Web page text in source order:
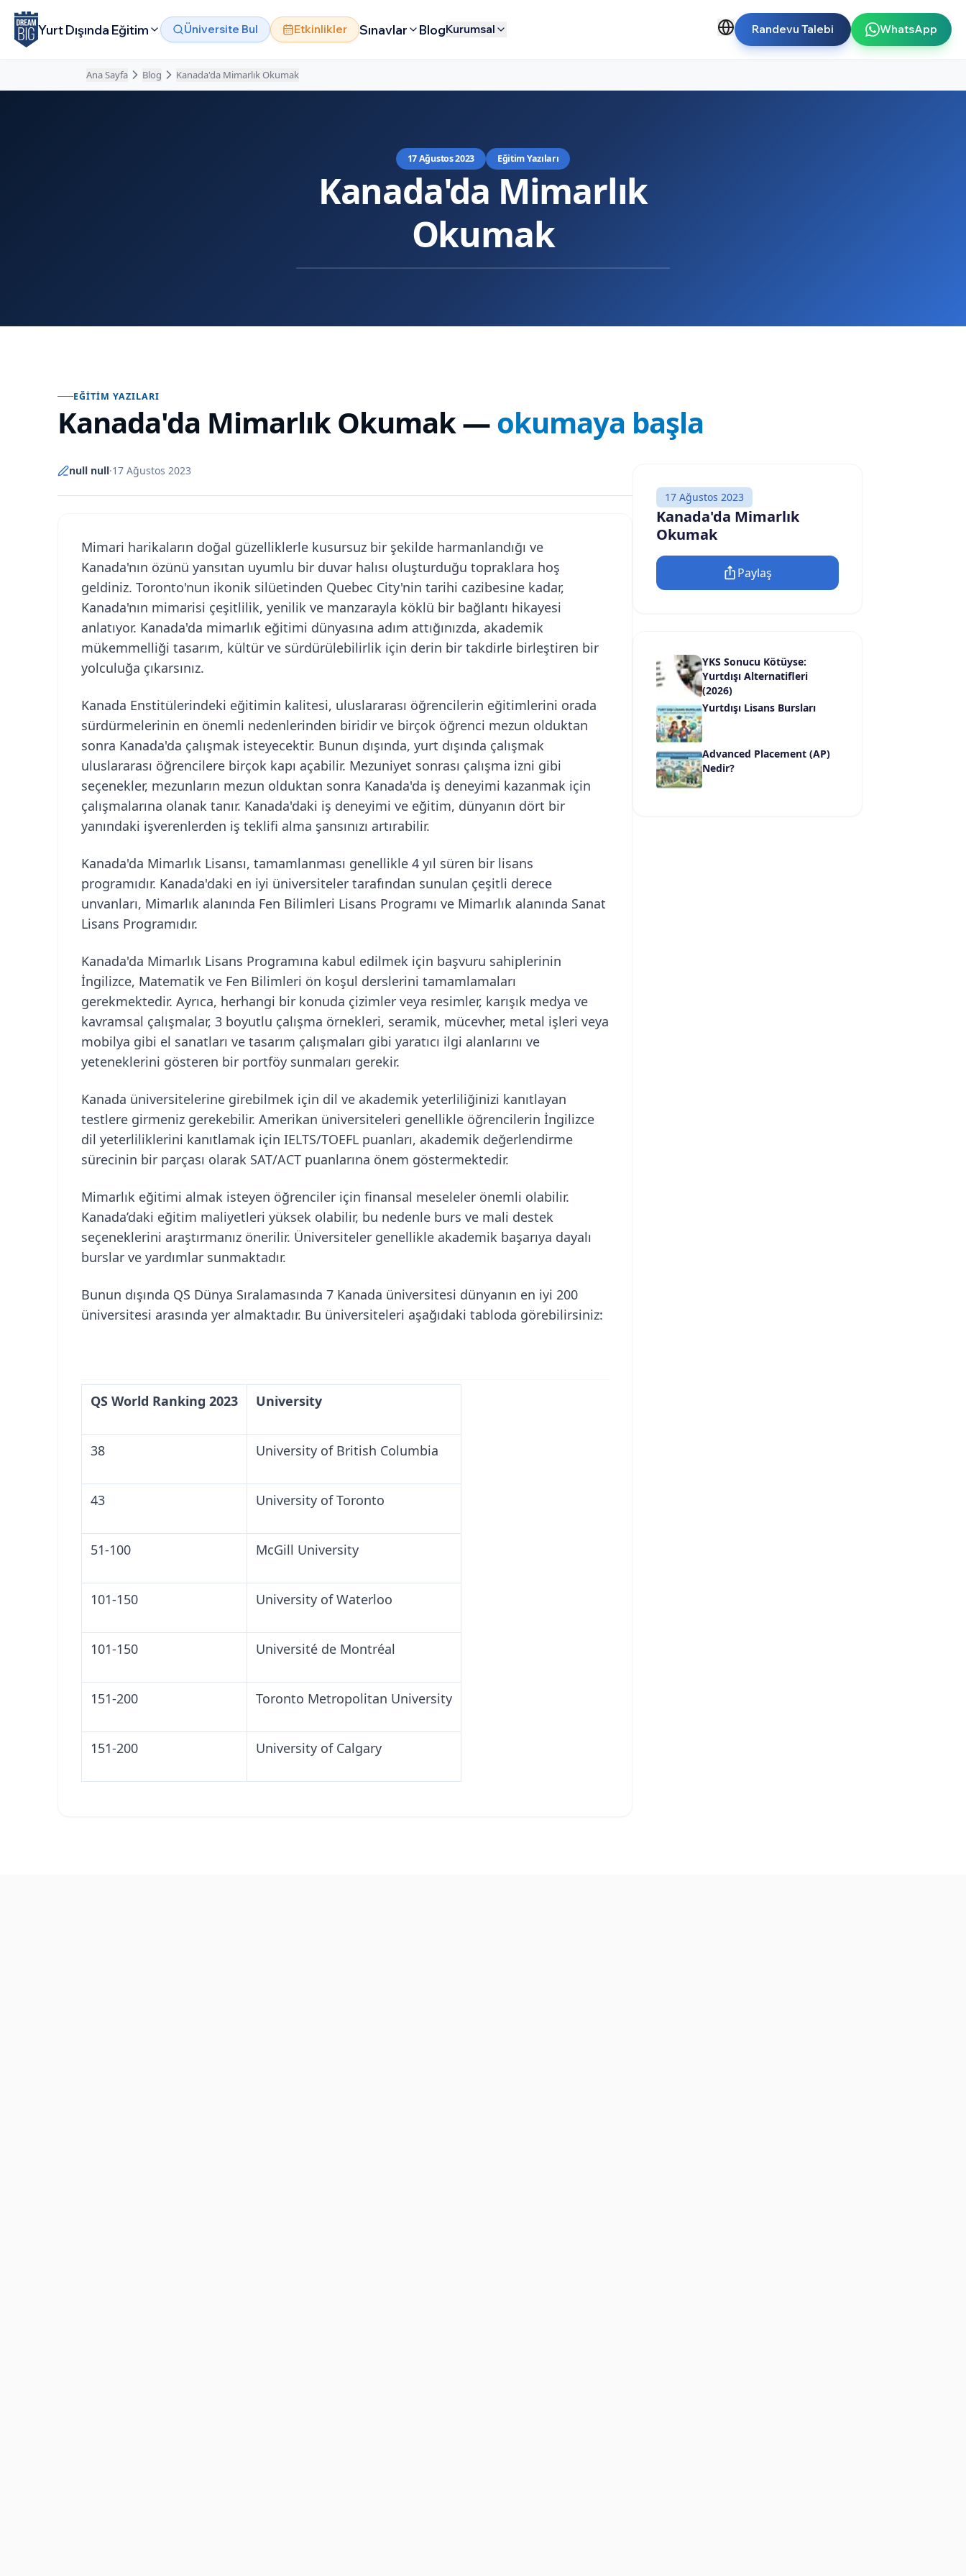
Ana içeriğe atla
Yurt Dışında Eğitim Üniversite Bul Etkinlikler Sınavlar BlogKurumsal Randevu Talebi WhatsApp
Ana Sayfa Blog Kanada'da Mimarlık Okumak
17 Ağustos 2023 Eğitim Yazıları
Kanada'da Mimarlık
Okumak
EĞITIM YAZILARI
Kanada'da Mimarlık Okumak—okumaya başla
null null·17 Ağustos 2023
Mimari harikaların doğal güzelliklerle kusursuz bir şekilde harmanlandığı ve
Kanada'nın özünü yansıtan uyumlu bir duvar halısı oluşturduğu topraklara hoş
geldiniz. Toronto'nun ikonik silüetinden Quebec City'nin tarihi cazibesine kadar,
Kanada'nın mimarisi çeşitlilik, yenilik ve manzarayla köklü bir bağlantı hikayesi
anlatıyor. Kanada'da mimarlık eğitimi dünyasına adım attığınızda, akademik
mükemmelliği tasarım, kültür ve sürdürülebilirlik için derin bir takdirle birleştiren bir
yolculuğa çıkarsınız.
Kanada Enstitülerindeki eğitimin kalitesi, uluslararası öğrencilerin eğitimlerini orada
sürdürmelerinin en önemli nedenlerinden biridir ve birçok öğrenci mezun olduktan
sonra Kanada'da çalışmak isteyecektir. Bunun dışında, yurt dışında çalışmak
uluslararası öğrencilere birçok kapı açabilir. Mezuniyet sonrası çalışma izni gibi
seçenekler, mezunların mezun olduktan sonra Kanada'da iş deneyimi kazanmak için
çalışmalarına olanak tanır. Kanada'daki iş deneyimi ve eğitim, dünyanın dört bir
yanındaki işverenlerden iş teklifi alma şansınızı artırabilir.
Kanada'da Mimarlık Lisansı, tamamlanması genellikle 4 yıl süren bir lisans
programıdır. Kanada'daki en iyi üniversiteler tarafından sunulan çeşitli derece
unvanları, Mimarlık alanında Fen Bilimleri Lisans Programı ve Mimarlık alanında Sanat
Lisans Programıdır.
Kanada'da Mimarlık Lisans Programına kabul edilmek için başvuru sahiplerinin
İngilizce, Matematik ve Fen Bilimleri ön koşul derslerini tamamlamaları
gerekmektedir. Ayrıca, herhangi bir konuda çizimler veya resimler, karışık medya ve
kavramsal çalışmalar, 3 boyutlu çalışma örnekleri, seramik, mücevher, metal işleri veya
mobilya gibi el sanatları ve tasarım çalışmaları gibi yaratıcı ilgi alanlarını ve
yeteneklerini gösteren bir portföy sunmaları gerekir.
Kanada üniversitelerine girebilmek için dil ve akademik yeterliliğinizi kanıtlayan
testlere girmeniz gerekebilir. Amerikan üniversiteleri genellikle öğrencilerin İngilizce
dil yeterliliklerini kanıtlamak için IELTS/TOEFL puanları, akademik değerlendirme
sürecinin bir parçası olarak SAT/ACT puanlarına önem göstermektedir.
Mimarlık eğitimi almak isteyen öğrenciler için finansal meseleler önemli olabilir.
Kanada’daki eğitim maliyetleri yüksek olabilir, bu nedenle burs ve mali destek
seçeneklerini araştırmanız önerilir. Üniversiteler genellikle akademik başarıya dayalı
burslar ve yardımlar sunmaktadır.
Bunun dışında QS Dünya Sıralamasında 7 Kanada üniversitesi dünyanın en iyi 200
üniversitesi arasında yer almaktadır. Bu üniversiteleri aşağıdaki tabloda görebilirsiniz:
QS World Ranking 2023 University
38 University of British Columbia
43 University of Toronto
51-100 McGill University
101-150 University of Waterloo
101-150 Université de Montréal
151-200 Toronto Metropolitan University
151-200 University of Calgary
17 Ağustos 2023
Kanada'da Mimarlık
Okumak
Paylaş
YKS Sonucu Kötüyse:
Yurtdışı Alternatifleri
(2026)
Yurtdışı Lisans Bursları
Advanced Placement (AP)
Nedir?